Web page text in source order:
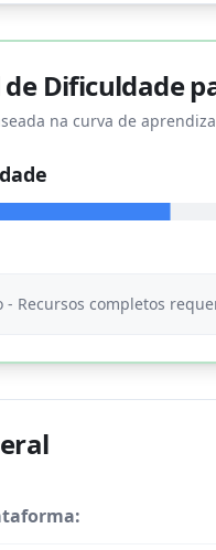
Dificuldade
na curva de
- Recursos completos